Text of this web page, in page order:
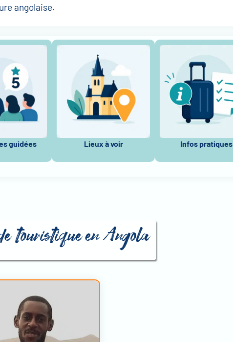
angolaise.
guidées Lieux à voir Infos pratiques
touristique en Angola